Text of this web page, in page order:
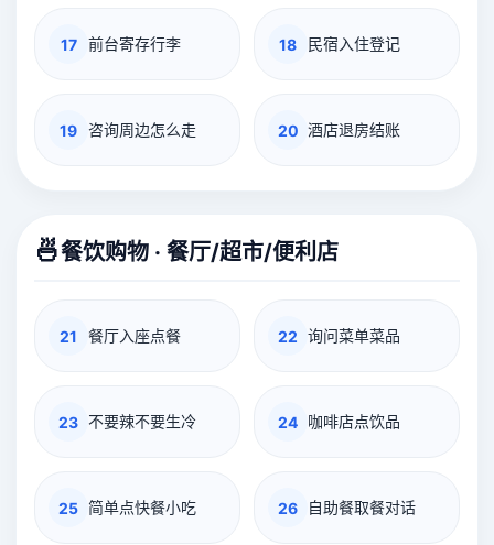
17 前台寄存行李 18 民宿入住登记
19 咨询周边怎么走 20 酒店退房结账
🍜餐饮购物 · 餐厅/超市/便利店
21 餐厅入座点餐 22 询问菜单菜品
23 不要辣不要生冷 24 咖啡店点饮品
25 简单点快餐小吃 26 自助餐取餐对话